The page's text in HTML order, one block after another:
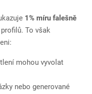
1% míru falešně
To však
mohou vyvolat
nebo generované